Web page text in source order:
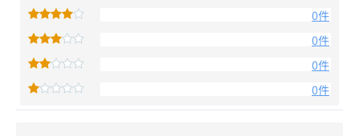
0件
0件
0件
0件